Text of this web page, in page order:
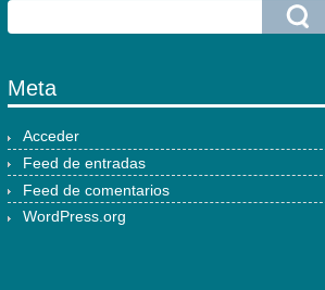
Meta
Acceder
Feed de entradas
Feed de comentarios
WordPress.org